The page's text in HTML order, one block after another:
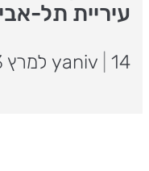
עיריית תל-
yaniv 14 למרץ 2013